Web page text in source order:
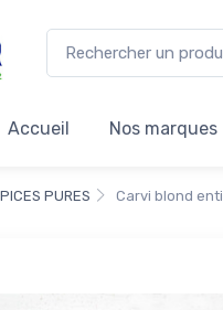
Accueil Nos marques
PURES Carvi blond